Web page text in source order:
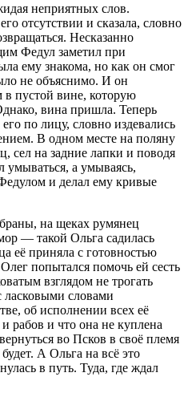
неприятных слов.
отсутствии и сказала, словно
Несказанно
Федул заметил при
ему знакома, но как он смог
не объяснимо. И он
в пустой вине, которую
вина пришла. Теперь
по лицу, словно издевались
В одном месте на поляну
сел на задние лапки и поводя
а умываясь,
и делал ему кривые
на щеках румянец
— такой Ольга садилась
её приняла с готовностью
попытался помочь ей сесть
взглядом не трогать
словами
об исполнении всех её
рабов и что она не куплена
во Псков в своё племя
А Ольга на всё это
в путь. Туда, где ждал